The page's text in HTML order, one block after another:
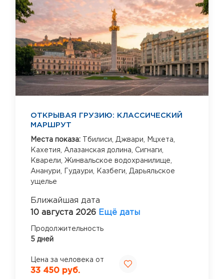
ОТКРЫВАЯ ГРУЗИЮ: КЛАССИЧЕСКИЙ
МАРШРУТ
Места показа: Тбилиси, Джвари,
Мцхета,
Кахетия, Алазанская долина, Сигнаги,
Кварели, Жинвальское водохранилище,
Ананури,
Гудаури, Казбеги, Дарьяльское
ущелье
Ближайшая дата
10 августа 2026 Ещё даты
Продолжительность
5 дней
Цена за человека от
33 450 руб.